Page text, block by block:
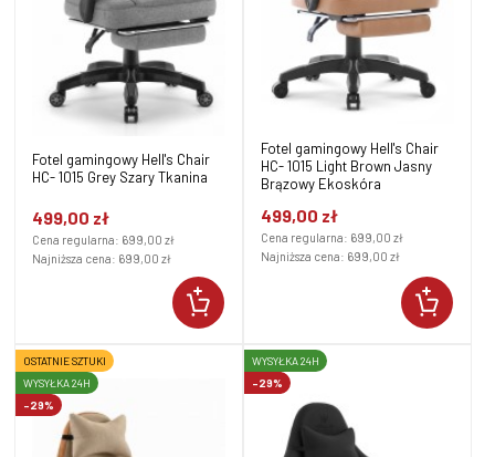
Fotel gamingowy Hell's Chair
HC- 1015 Grey Szary Tkanina
499,00 zł
Cena regularna: 699,00 zł
Najniższa cena: 699,00 zł
Fotel gamingowy Hell's Chair
HC- 1015 Light Brown Jasny
Brązowy Ekoskóra
499,00 zł
Cena regularna: 699,00 zł
Najniższa cena: 699,00 zł
-29%
OSTATNIE SZTUKI
WYSYŁKA 24H
-29%
WYSYŁKA 24H